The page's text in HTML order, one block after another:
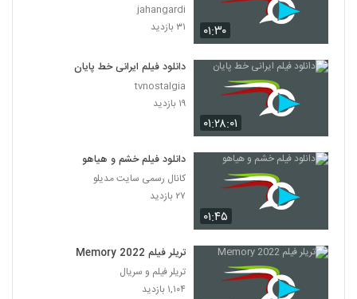
۰۱:۳۰
jahangardi
۳۱ بازدید
۰۱:۲۸:۰۱
دانلود فیلم ایرانی خط پایان
tvnostalgia
۱۹ بازدید
۰۱:۴۵
دانلود فیلم خشم و هیاهو
کانال رسمی سایت مدیلو
۲۷ بازدید
تریلر فیلم Memory 2022
تریلر فیلم و سریال
۱,۱۰۴ بازدید